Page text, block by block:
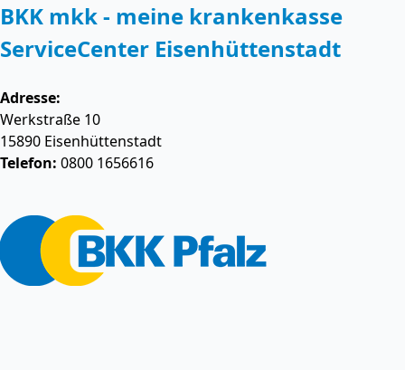
BKK mkk - meine krankenkasse
ServiceCenter Eisenhüttenstadt
Adresse:
Werkstraße 10
15890 Eisenhüttenstadt
Telefon: 0800 1656616